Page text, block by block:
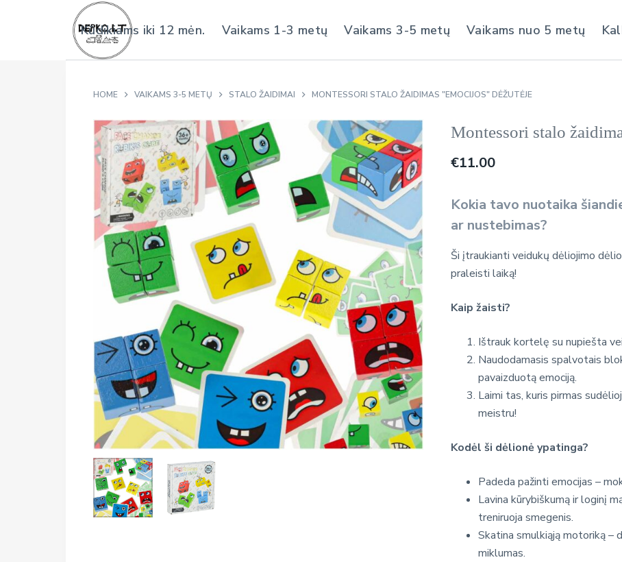
Kūdikiams iki 12 mėn. Vaikams 1-3 metų Vaikams 3-5 metų Vaikams nuo 5 metų
HOME VAIKAMS 3-5 METŲ STALO ŽAIDIMAI MONTESSORI STALO ŽAIDIMAS "EMOCIJOS" DĖŽUTĖJE
Montessori stalo
€11.00
Kokia tavo nuotaika
ar nustebimas?
Ši įtraukianti veidukų dėliojimo
praleisti laiką!
Kaip žaisti?
Ištrauk kortelę su nupiešta
Naudodamasis spalvotais
pavaizduotą emociją.
Laimi tas, kuris pirmas
meistru!
Kodėl ši dėlionė ypatinga?
Padeda pažinti emocijas –
Lavina kūrybiškumą ir loginį
treniruoja smegenis.
Skatina smulkiąją motoriką
miklumas.